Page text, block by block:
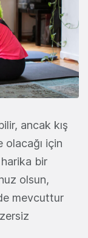
ancak kış
olacağı için
bir
olsun,
mevcuttur